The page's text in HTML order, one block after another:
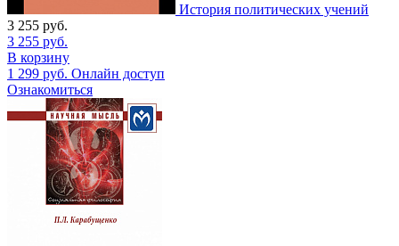
История политических учений
3 255 руб.
3 255 руб.
В корзину
1 299 руб. Онлайн доступ
Ознакомиться